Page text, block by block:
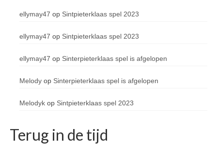
ellymay47 op Sintpieterklaas spel 2023
ellymay47 op Sintpieterklaas spel 2023
ellymay47 op Sinterpieterklaas spel is afgelopen
Melody op Sinterpieterklaas spel is afgelopen
Melodyk op Sintpieterklaas spel 2023
Terug in de tijd